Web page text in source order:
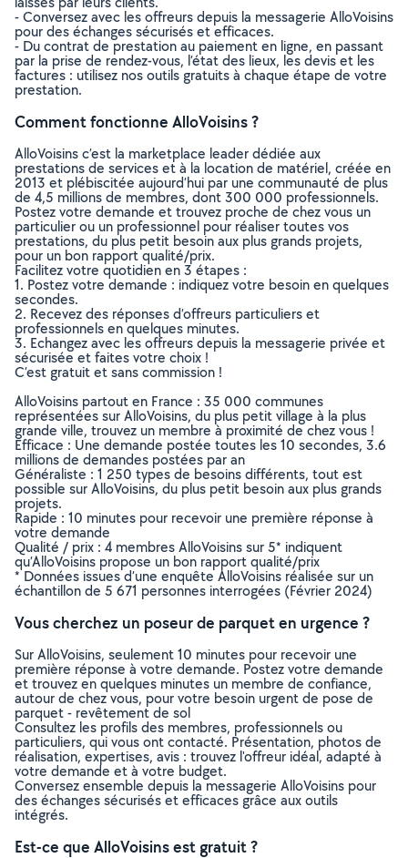
- Conversez avec les offreurs depuis la messagerie AlloVoisins
pour des échanges sécurisés et efficaces.
- Du contrat de prestation au paiement en ligne, en passant
par la prise de rendez-vous, l’état des lieux, les devis et les
factures : utilisez nos outils gratuits à chaque étape de votre
prestation.
Comment fonctionne AlloVoisins ?
AlloVoisins c’est la marketplace leader dédiée aux
prestations de services et à la location de matériel, créée en
2013 et plébiscitée aujourd’hui par une communauté de plus
de 4,5 millions de membres, dont 300 000 professionnels.
Postez votre demande et trouvez proche de chez vous un
particulier ou un professionnel pour réaliser toutes vos
prestations, du plus petit besoin aux plus grands projets,
pour un bon rapport qualité/prix.
Facilitez votre quotidien en 3 étapes :
1. Postez votre demande : indiquez votre besoin en quelques
secondes.
2. Recevez des réponses d’offreurs particuliers et
professionnels en quelques minutes.
3. Echangez avec les offreurs depuis la messagerie privée et
sécurisée et faites votre choix !
C’est gratuit et sans commission !
AlloVoisins partout en France : 35 000 communes
représentées sur AlloVoisins, du plus petit village à la plus
grande ville, trouvez un membre à proximité de chez vous !
Efficace : Une demande postée toutes les 10 secondes, 3.6
millions de demandes postées par an
Généraliste : 1 250 types de besoins différents, tout est
possible sur AlloVoisins, du plus petit besoin aux plus grands
projets.
Rapide : 10 minutes pour recevoir une première réponse à
votre demande
Qualité / prix : 4 membres AlloVoisins sur 5* indiquent
qu’AlloVoisins propose un bon rapport qualité/prix
* Données issues d’une enquête AlloVoisins réalisée sur un
échantillon de 5 671 personnes interrogées (Février 2024)
Vous cherchez un poseur de parquet en urgence ?
Sur AlloVoisins, seulement 10 minutes pour recevoir une
première réponse à votre demande. Postez votre demande
et trouvez en quelques minutes un membre de confiance,
autour de chez vous, pour votre besoin urgent de pose de
parquet - revêtement de sol
Consultez les profils des membres, professionnels ou
particuliers, qui vous ont contacté. Présentation, photos de
réalisation, expertises, avis : trouvez l'offreur idéal, adapté à
votre demande et à votre budget.
Conversez ensemble depuis la messagerie AlloVoisins pour
des échanges sécurisés et efficaces grâce aux outils
intégrés.
Est-ce que AlloVoisins est gratuit ?